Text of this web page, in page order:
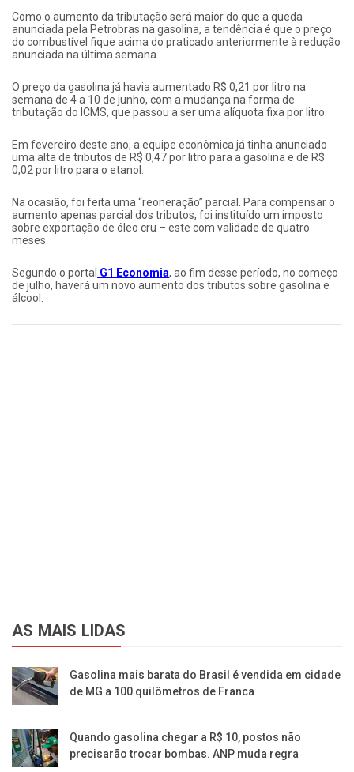
Como o aumento da tributação será maior do que a queda
anunciada pela Petrobras na gasolina, atendência é que o preço
do combustível fique acima do praticado anteriormente à redução
anunciada na última semana.
O preço da gasolina já havia aumentado R$ 0,21 por litro na
semana de 4 a 10 de junho, com a mudança na forma de
tributação do ICMS, que passou a ser uma alíquota fixa por litro.
Em fevereiro deste ano, a equipe econômica já tinha anunciado
uma alta de tributos de R$ 0,47 por litro para a gasolina e de R$
0,02 por litro para o etanol.
Na ocasião, foi feita uma “reoneração” parcial. Para compensar o
aumento apenas parcial dos tributos, foi instituído um imposto
sobre exportação de óleo cru – este com validade de quatro
meses.
Segundo o portal G1 Economia, ao fim desse período, no começo
de julho, haverá um novo aumento dos tributos sobre gasolina e
álcool.
AS MAIS LIDAS
Gasolina mais barata do Brasil é vendida em cidade
de MG a 100 quilômetros de Franca
Quando gasolina chegar a R$ 10, postos não
precisarão trocar bombas. ANP muda regra